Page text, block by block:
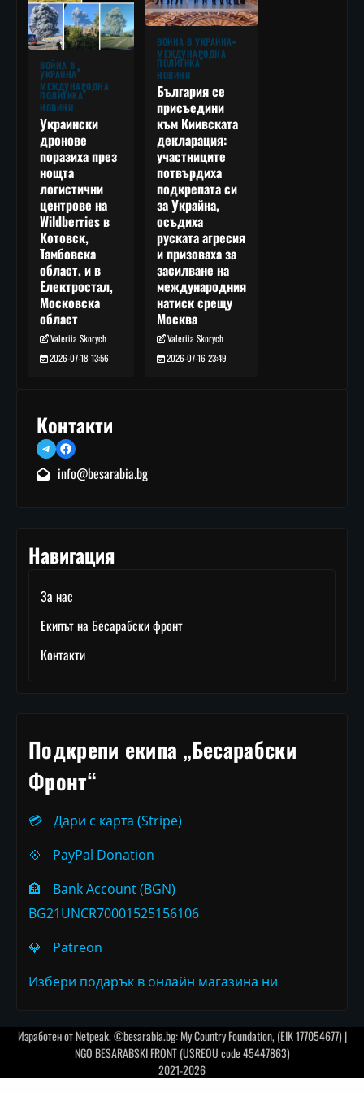
ВОЙНА В
УКРАЙНА
МЕЖДУНАРОДНА
ПОЛИТИКА
НОВИНИ
Украински
дронове
поразиха през
нощта
логистични
центрове на
Wildberries в
Котовск,
Тамбовска
област, и в
Електростал,
Московска
област
Valeriia Skorych
2026-07-18 13:56
ВОЙНА В УКРАЙНА
МЕЖДУНАРОДНА
ПОЛИТИКА
НОВИНИ
България се
присъедини
към Киивската
декларация:
участниците
потвърдиха
подкрепата си
за Украйна,
осъдиха
руската агресия
и призоваха за
засилване на
международния
натиск срещу
Москва
Valeriia Skorych
2026-07-16 23:49
Контакти
TelegramFacebook
info@besarabia.bg
Навигация
За нас
Екипът на Бесарабски фронт
Контакти
Подкрепи екипа „Бесарабски
Фронт“
💳
Дари с карта (Stripe)
💠
PayPal Donation
🏦
Bank Account (BGN)
BG21UNCR70001525156106
💎
Patreon
Избери подарък в онлайн магазина ни
Изработен отNetpeak. ©besarabia.bg: My Country Foundation, (EIK 177054677) |
NGO BESARABSKI FRONT (USREOU code 45447863)
2021-2026